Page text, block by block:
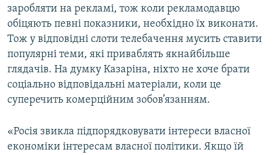
заробляти на рекламі, тож коли рекламодавцю
обіцяють певні показники, необхідно їх виконати.
Тож у відповідні слоти телебачення мусить ставити
популярні теми, які приваблять якнайбільше
глядачів. На думку Казаріна, ніхто не хоче брати
соціально відповідальні матеріали, коли це
суперечить комерційним зобов’язанням.
«Росія звикла підпорядковувати інтереси власної
економіки інтересам власної політики. Якщо їй